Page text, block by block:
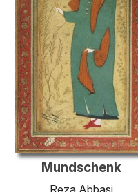
Mundschenk
Reza Abbasi